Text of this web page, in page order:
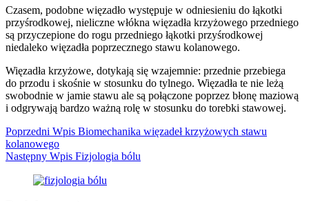
Czasem, podobne więzadło występuje w odniesieniu do łąkotki
przyśrodkowej, nieliczne włókna więzadła krzyżowego przedniego
są przyczepione do rogu przedniego łąkotki przyśrodkowej
niedaleko więzadła poprzecznego stawu kolanowego.
Więzadła krzyżowe, dotykają się wzajemnie: przednie przebiega
do przodu i skośnie w stosunku do tylnego. Więzadła te nie leżą
swobodnie w jamie stawu ale są połączone poprzez błonę maziową
i odgrywają bardzo ważną rolę w stosunku do torebki stawowej.
Poprzedni Wpis Biomechanika więzadeł krzyżowych stawu
kolanowego
Następny Wpis Fizjologia bólu